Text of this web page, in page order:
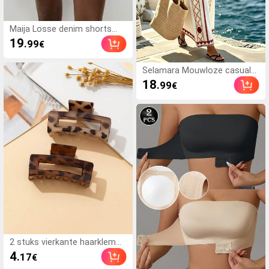
Maija Losse denim shorts
voor dames met zakken
19.99€
2 stuks vierkante haarklem
met luipaardprint, haarklem,
haarakcessoires zomer
4.17€
Selamara Mouwloze casual
jurk voor dames met
geometrisch patroon, ideaal
18.99€